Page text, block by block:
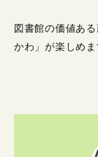
図書館の価値あ
かわ」が楽しめま